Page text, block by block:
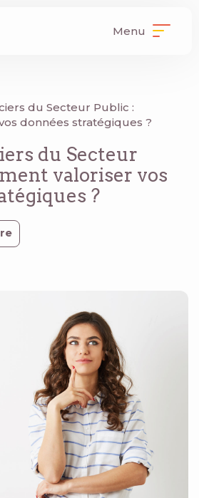
Menu
du Secteur Public :
données stratégiques ?
du Secteur
valoriser vos
?